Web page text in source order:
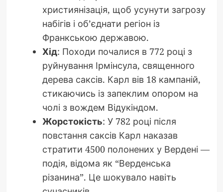
християнізація, щоб усунути загрозу
набігів і об’єднати регіон із
Франкською державою.
Хід: Походи почалися в 772 році з
руйнування Ірмінсула, священного
дерева саксів. Карл вів 18 кампаній,
стикаючись із запеклим опором на
чолі з вождем Відукіндом.
Жорстокість: У 782 році після
повстання саксів Карл наказав
стратити 4500 полонених у Вердені —
подія, відома як “Верденська
різанина”. Це шокувало навіть